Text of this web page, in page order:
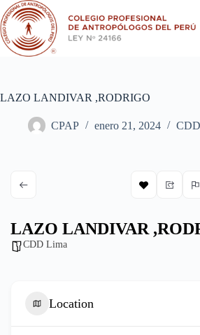
Saltar
al
contenido
LAZO LANDIVAR ,RODRIGO
CPAP enero 21, 2024
LAZO LANDIVAR
CDD Lima
Location